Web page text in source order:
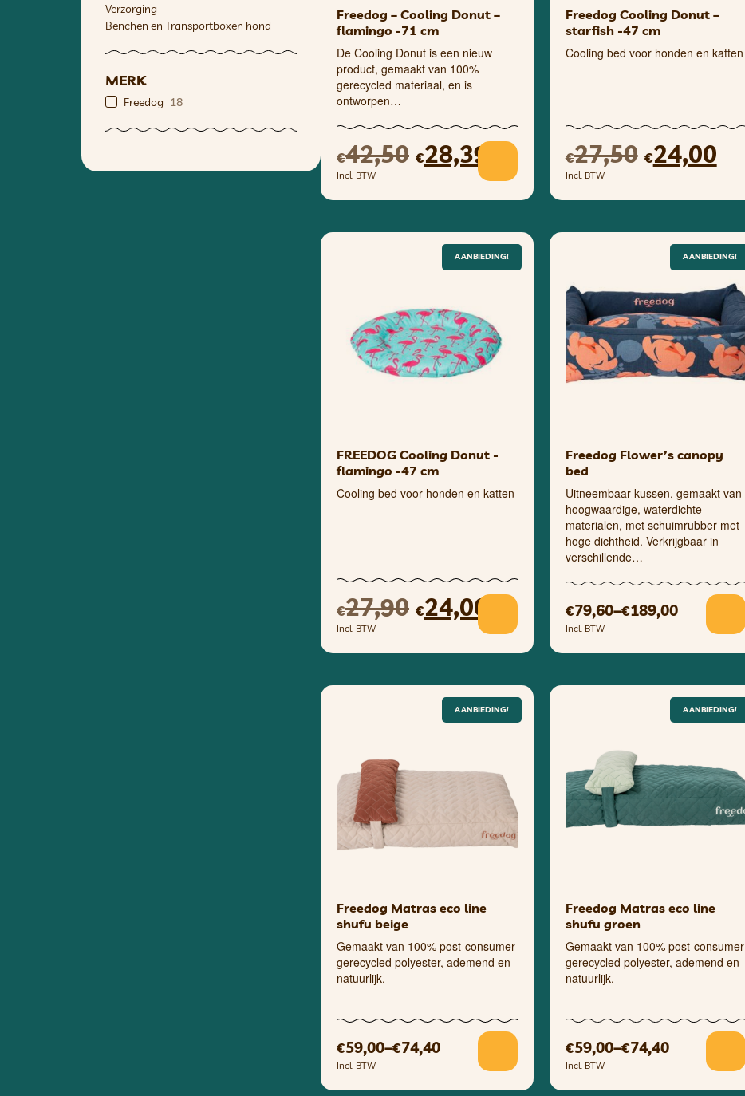
Verzorging
Benchen en Transportboxen hond
MERK
Freedog 18
Freedog – Cooling Donut –
flamingo -71 cm
De Cooling Donut is een nieuw
product, gemaakt van 100%
gerecycled materiaal, en is
ontworpen…
€42,50 €28,39
Incl. BTW
Freedog Cooling Donut –
starfish -47 cm
Cooling bed voor honden en katten
€27,50 €24,00
Incl. BTW
AANBIEDING!
FREEDOG Cooling Donut -
flamingo -47 cm
Cooling bed voor honden en katten
€27,90 €24,00
Incl. BTW
AANBIEDING!
Freedog Flower’s canopy
bed
Uitneembaar kussen, gemaakt van
hoogwaardige, waterdichte
materialen, met schuimrubber met
hoge dichtheid. Verkrijgbaar in
verschillende…
€79,60–€189,00
Incl. BTW
AANBIEDING!
Freedog Matras eco line
shufu beige
Gemaakt van 100% post-consumer
gerecycled polyester, ademend en
natuurlijk.
€59,00–€74,40
Incl. BTW
AANBIEDING!
Freedog Matras eco line
shufu groen
Gemaakt van 100% post-consumer
gerecycled polyester, ademend en
natuurlijk.
€59,00–€74,40
Incl. BTW